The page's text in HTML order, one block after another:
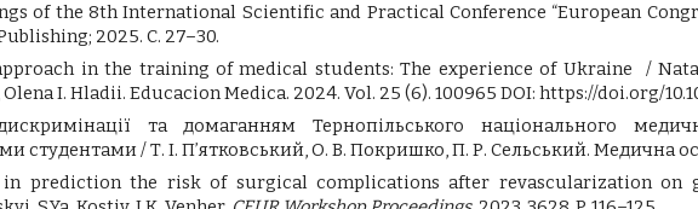
of the 8th International Scientific and Practical Conference “European
2025. С. 27–30.
in the training of medical students: The experience of Ukraine /
I. Hladii. Educacion Medica. 2024. Vol. 25 (6). 100965 DОI: https://doi.org/
та домаганням Тернопільського національного
студентами / Т. І. П’ятковський, О. В. Покришко, П. Р. Сельський. Медична
prediction the risk of surgical complications after revascularization on